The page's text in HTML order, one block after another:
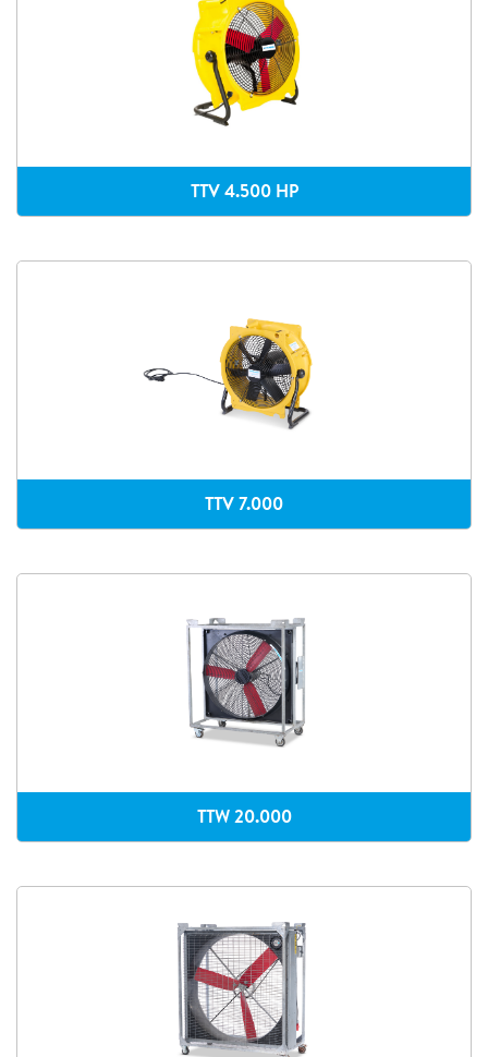
TTV 4.500 HP
TTV 7.000
TTW 20.000